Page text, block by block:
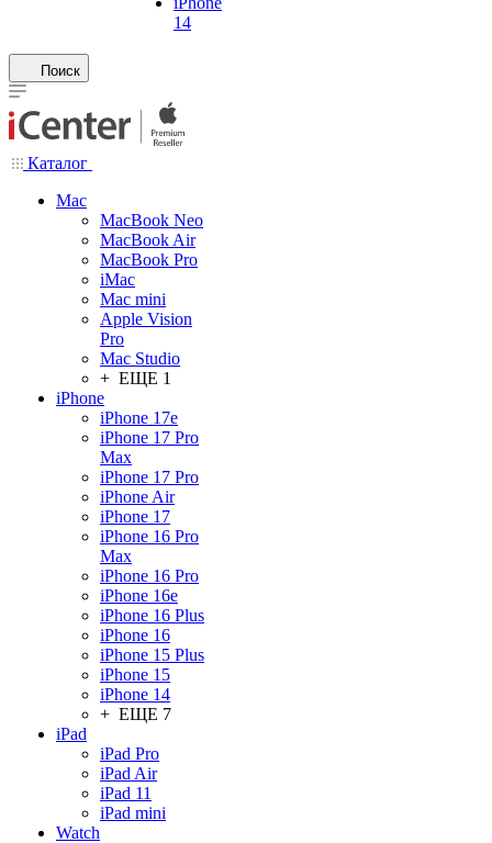
14
Поиск
Каталог
Mac
MacBook Neo
MacBook Air
MacBook Pro
iMac
Mac mini
Apple Vision
Pro
Mac Studio
+ ЕЩЕ 1
iPhone
iPhone 17e
iPhone 17 Pro
Max
iPhone 17 Pro
iPhone Air
iPhone 17
iPhone 16 Pro
Max
iPhone 16 Pro
iPhone 16e
iPhone 16 Plus
iPhone 16
iPhone 15 Plus
iPhone 15
iPhone 14
+ ЕЩЕ 7
iPad
iPad Pro
iPad Air
iPad 11
iPad mini
Watch